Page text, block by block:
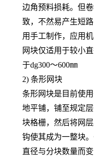
边角预料损耗。但
致，不然易产生短
用手工制作，应用
网块仅适用于较小
于dg300～600㎜
2) 条形网块
条形网块是目前使
地平铺，铺至规定
块格栅，然后将网
钩使其成为一整块
直径与分块数量而变